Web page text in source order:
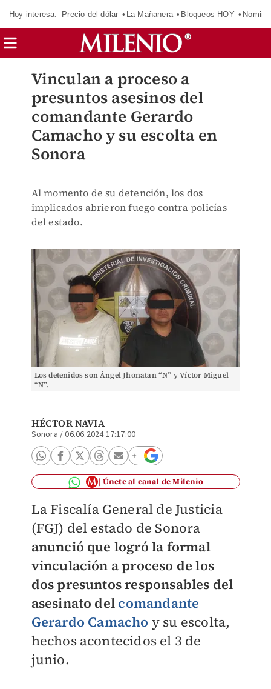
Hoy interesa: Precio del dólar La Mañanera Bloqueos HOY
Vinculan a proceso a
presuntos asesinos del
comandante Gerardo
Camacho y su escolta en
Sonora
Al momento de su detención, los dos
implicados abrieron fuego contra policías
del estado.
Los detenidos son Ángel Jhonatan “N” y Víctor Miguel
“N”.
HÉCTOR NAVIA
Sonora /06.06.2024 17:17:00
Únete al canal de Milenio
La Fiscalía General de Justicia
(FGJ) del estado de Sonora
anunció que logró la formal
vinculación a proceso de los
dos presuntos responsables del
asesinato del comandante
Gerardo Camacho y su escolta,
hechos acontecidos el 3 de
junio.